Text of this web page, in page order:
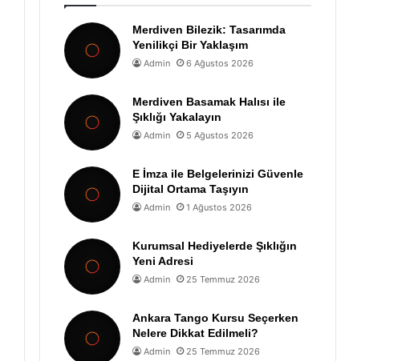
Merdiven Bilezik: Tasarımda
Yenilikçi Bir Yaklaşım
Admin 6 Ağustos 2026
Merdiven Basamak Halısı ile
Şıklığı Yakalayın
Admin 5 Ağustos 2026
E İmza ile Belgelerinizi Güvenle
Dijital Ortama Taşıyın
Admin 1 Ağustos 2026
Kurumsal Hediyelerde Şıklığın
Yeni Adresi
Admin 25 Temmuz 2026
Ankara Tango Kursu Seçerken
Nelere Dikkat Edilmeli?
Admin 25 Temmuz 2026